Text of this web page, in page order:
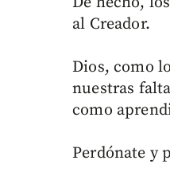
al Creador.
Dios, como
nuestras
como
Perdónate y